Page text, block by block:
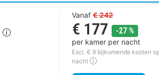
Vanaf € 242
€ 177 -27 %
per kamer per nacht
Excl. € 9 bijkomende kosten
nacht